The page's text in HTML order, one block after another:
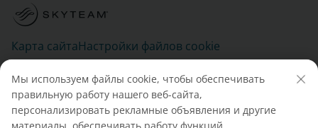
Карта сайтаНастройки файлов cookie
Мы используем файлы cookie, чтобы обеспечивать
правильную работу нашего веб-сайта,
персонализировать рекламные объявления и другие